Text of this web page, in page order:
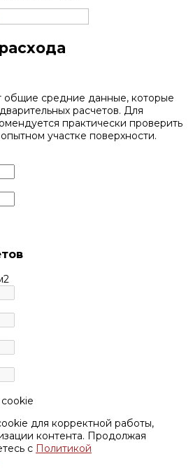
общие средние данные, которые
расчетов. Для
практически проверить
участке поверхности.
для корректной работы,
контента. Продолжая
с Политикой